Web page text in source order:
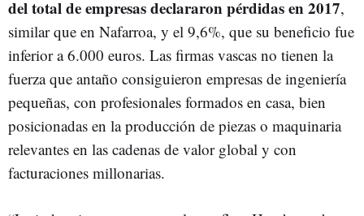
del total de empresas declararon pérdidas en 2017,
similar que en Nafarroa, y el 9,6%, que su beneficio fue
inferior a 6.000 euros. Las firmas vascas no tienen la
fuerza que antaño consiguieron empresas de ingeniería
pequeñas, con profesionales formados en casa, bien
posicionadas en la producción de piezas o maquinaria
relevantes en las cadenas de valor global y con
facturaciones millonarias.